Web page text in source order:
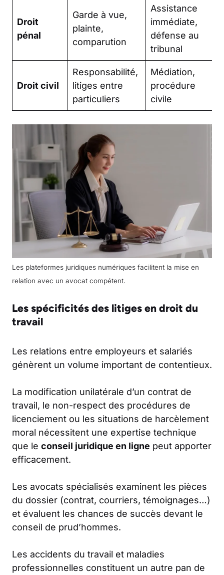
Droit
pénal
Garde à vue,
plainte,
comparution
Assistance
immédiate,
défense au
tribunal
Droit civil
Responsabilité,
litiges entre
particuliers
Médiation,
procédure
civile
Les plateformes juridiques numériques facilitent la mise en
relation avec un avocat compétent.
Les spécificités des litiges en droit du
travail
Les relations entre employeurs et salariés
génèrent un volume important de contentieux.
La modification unilatérale d’un contrat de
travail, le non-respect des procédures de
licenciement ou les situations de harcèlement
moral nécessitent une expertise technique
que le conseil juridique en ligne peut apporter
efficacement.
Les avocats spécialisés examinent les pièces
du dossier (contrat, courriers, témoignages…)
et évaluent les chances de succès devant le
conseil de prud’hommes.
Les accidents du travail et maladies
professionnelles constituent un autre pan de